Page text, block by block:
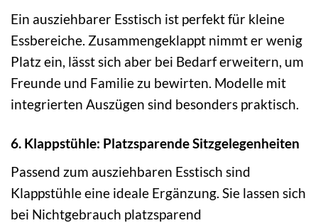
Ein ausziehbarer Esstisch ist perfekt für kleine
Essbereiche. Zusammengeklappt nimmt er wenig
Platz ein, lässt sich aber bei Bedarf erweitern, um
Freunde und Familie zu bewirten. Modelle mit
integrierten Auszügen sind besonders praktisch.
6. Klappstühle: Platzsparende Sitzgelegenheiten
Passend zum ausziehbaren Esstisch sind
Klappstühle eine ideale Ergänzung. Sie lassen sich
bei Nichtgebrauch platzsparend